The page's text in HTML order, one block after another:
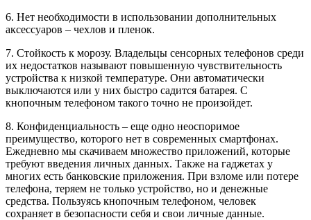
6. Нет необходимости в использовании дополнительных
аксессуаров – чехлов и пленок.
7. Стойкость к морозу. Владельцы сенсорных телефонов среди
их недостатков называют повышенную чувствительность
устройства к низкой температуре. Они автоматически
выключаются или у них быстро садится батарея. С
кнопочным телефоном такого точно не произойдет.
8. Конфиденциальность – еще одно неоспоримое
преимущество, которого нет в современных смартфонах.
Ежедневно мы скачиваем множество приложений, которые
требуют введения личных данных. Также на гаджетах у
многих есть банковские приложения. При взломе или потере
телефона, теряем не только устройство, но и денежные
средства. Пользуясь кнопочным телефоном, человек
сохраняет в безопасности себя и свои личные данные.